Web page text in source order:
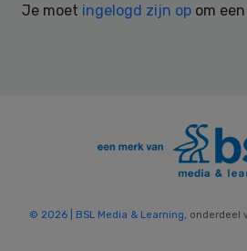
Je moet ingelogd zijn op om
© 2026 | BSL Media & Learning, onderdeel